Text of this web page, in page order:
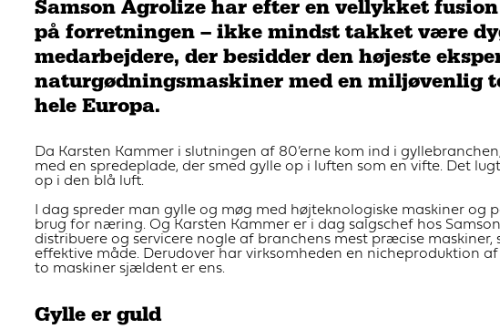
Samson Agrolize har efter en vellykket
på forretningen – ikke mindst takket være
medarbejdere, der besidder den højeste
naturgødningsmaskiner med en miljøvenlig
hele Europa.
Da Karsten Kammer i slutningen af 80’erne kom ind i
med en spredeplade, der smed gylle op i luften som en vifte. Det
op i den blå luft.
I dag spreder man gylle og møg med højteknologiske maskiner
brug for næring. Og Karsten Kammer er i dag salgschef hos
distribuere og servicere nogle af branchens mest præcise
effektive måde. Derudover har virksomheden en nicheproduktion
to maskiner sjældent er ens.
Gylle er guld